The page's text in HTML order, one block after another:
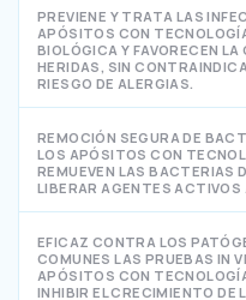
PREVIENE Y TRATA LAS
APÓSITOS CON
BIOLÓGICA Y FAVORECEN
HERIDAS, SIN
RIESGO DE ALERGIAS.
REMOCIÓN SEGURA DE
LOS APÓSITOS CON
REMUEVEN LAS BACTERIAS
LIBERAR AGENTES ACTIVOS
EFICAZ CONTRA LOS
COMUNES LAS PRUEBAS IN
APÓSITOS CON
INHIBIR EL CRECIMIENTO DE